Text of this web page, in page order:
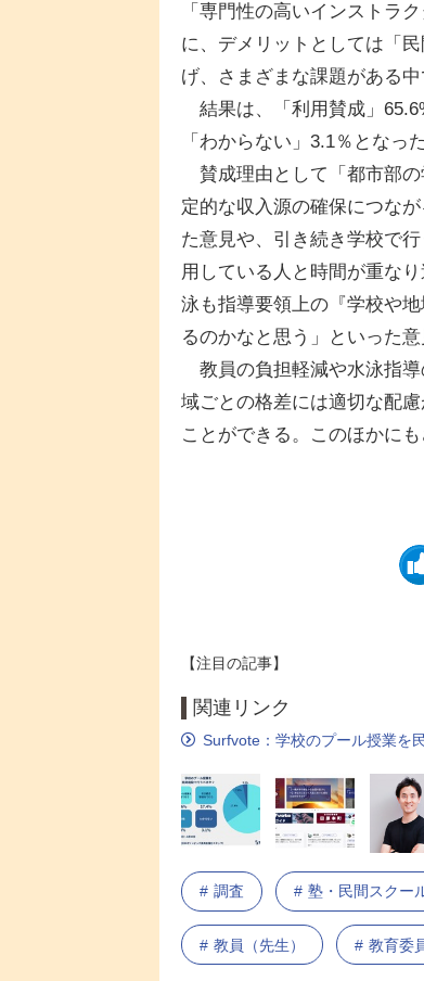
「専門性の高いインストラ
に、デメリットとしては「
げ、さまざまな課題がある
結果は、「利用賛成」
「わからない」3.1％となった
賛成理由として「都市部の
定的な収入源の確保につな
た意見や、引き続き学校で
用している人と時間が重な
泳も指導要領上の『学校や
るのかなと思う」といった意
教員の負担軽減や水泳指導
域ごとの格差には適切な配
ことができる。このほかに
【注目の記事】
関連リンク
Surfvote：学校のプール授業を
調査 塾・民間スクー
教員（先生） 教育委